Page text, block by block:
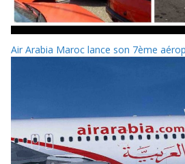
Air Arabia Maroc lance son 7ème